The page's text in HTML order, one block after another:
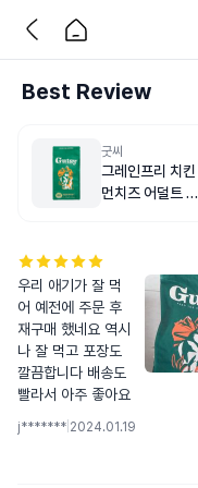
Best Review
굿씨
그레인프리 치킨
먼치즈 어덜트 라
우리 애기가 잘 먹
어 예전에 주문 후
재구매 했네요 역시
나 잘 먹고 포장도
깔끔합니다 배송도
빨라서 아주 좋아요
j******* 2024.01.19